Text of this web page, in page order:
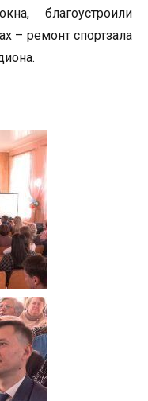
благоустроили
– ремонт спортзала